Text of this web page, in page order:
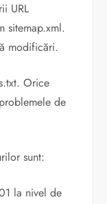
URL
sitemap.xml.
modificări.
Orice
de
sunt:
la nivel de